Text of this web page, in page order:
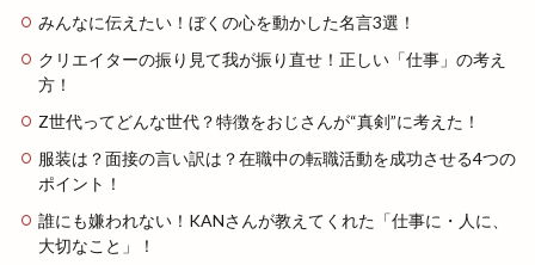
みんなに伝えたい！ぼくの心を動かした名言3選！
クリエイターの振り見て我が振り直せ！正しい「仕事」の考え
方！
Z世代ってどんな世代？特徴をおじさんが“真剣”に考えた！
服装は？面接の言い訳は？在職中の転職活動を成功させる4つの
ポイント！
誰にも嫌われない！KANさんが教えてくれた「仕事に・人に、
大切なこと」！